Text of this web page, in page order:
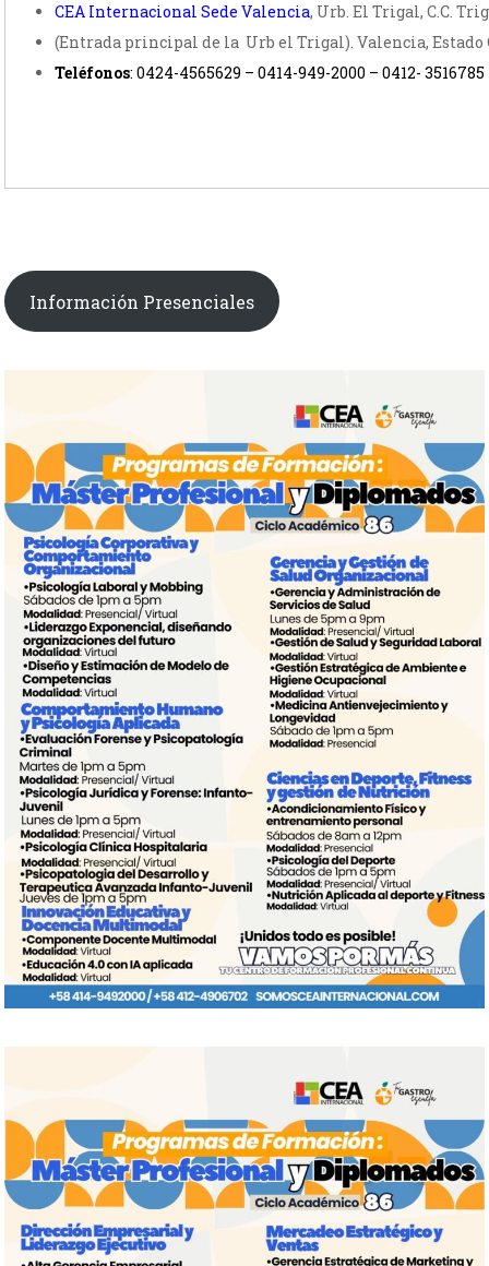
CEA Internacional Sede Valencia, Urb. El Trigal, C.C.
(Entrada principal de la Urb el Trigal). Valencia, Estado
Teléfonos: 0424-4565629 – 0414-949-2000 – 0412-
Información Presenciales